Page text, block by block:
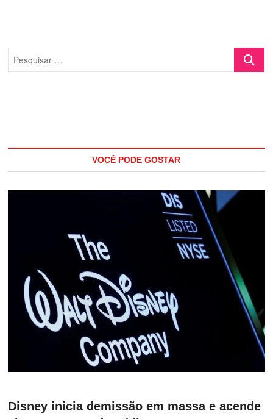
VOCÊ PODE GOSTAR
Disney inicia demissão em massa e acende